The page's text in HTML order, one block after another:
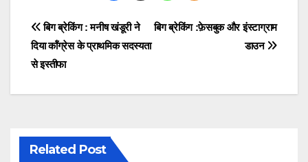
Post
navigation
बिग ब्रेकिंग :फ़ेसबुक और इंस्टाग्राम
डाउन
बिग ब्रेकिंग : मनीष खंडूरी ने
दिया कॉंग्रेस के प्राथमिक सदस्यता
से इस्तीफा
Related Post